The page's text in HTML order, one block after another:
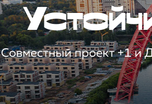
Совместный проект +1 и